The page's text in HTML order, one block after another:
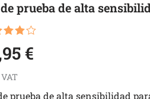
prueba de alta
4.00
en
a
€
prueba de alta sensibilidad